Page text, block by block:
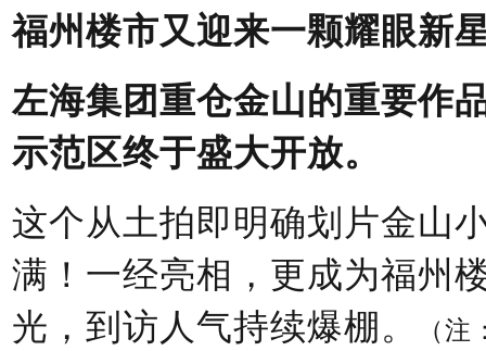
福州楼市又迎来一颗耀眼新
左海集团重仓金山的重要作
示范区终于盛大开放。
这个从土拍即明确划片金山
满！一经亮相，更成为福州
光，到访人气持续爆棚。
（